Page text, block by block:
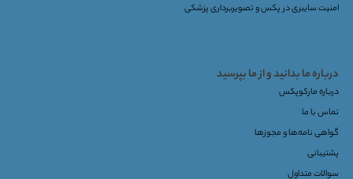
امنیت سایبری در پکس و تصویربرداری پزشکی
درباره ما بدانید و از ما بپرسید
درباره مارکوپکس
تماس با ما
گواهی نامه‌ها و مجوزها
پشتیبانی
سوالات متداول